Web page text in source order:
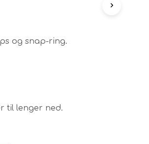
og snap-ring.
til lenger ned.